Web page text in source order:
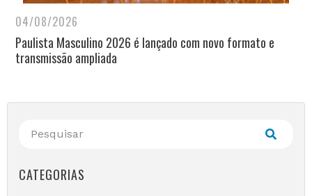
04/08/2026
Paulista Masculino 2026 é lançado com novo formato e
transmissão ampliada
CATEGORIAS